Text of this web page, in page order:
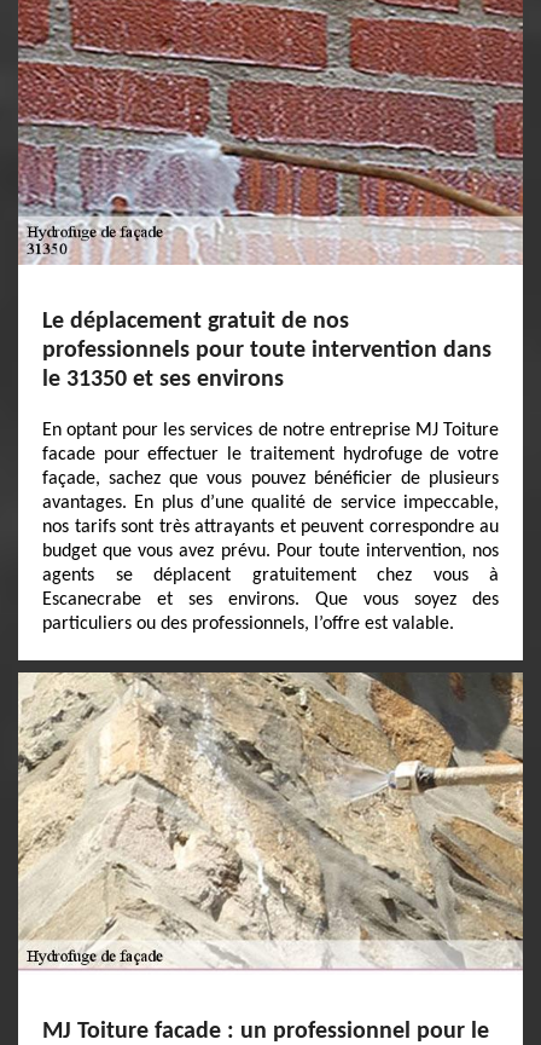
Le déplacement gratuit de nos
professionnels pour toute intervention dans
le 31350 et ses environs
En optant pour les services de notre entreprise MJ Toiture
facade pour effectuer le traitement hydrofuge de votre
façade, sachez que vous pouvez bénéficier de plusieurs
avantages. En plus d’une qualité de service impeccable,
nos tarifs sont très attrayants et peuvent correspondre au
budget que vous avez prévu. Pour toute intervention, nos
agents se déplacent gratuitement chez vous à
Escanecrabe et ses environs. Que vous soyez des
particuliers ou des professionnels, l’offre est valable.
MJ Toiture facade : un professionnel pour le